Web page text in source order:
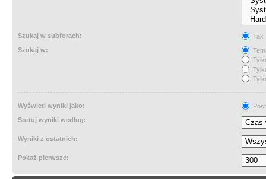
Szukaj w subforach:
Tak
Szukaj w:
Wyświetl wyniki jako:
Sortuj wyniki według:
Wyniki z ostatnich:
Pokaż pierwsze: